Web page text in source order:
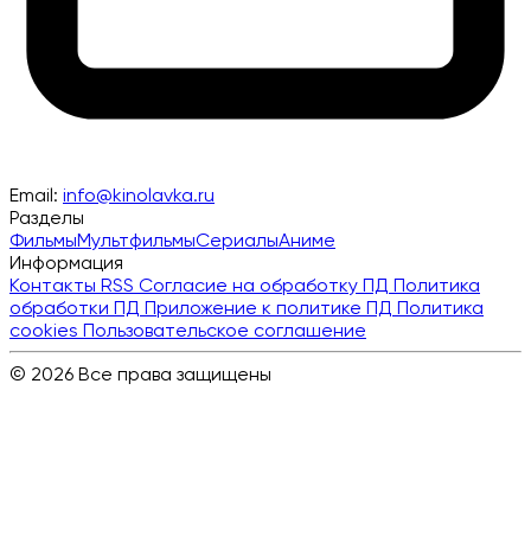
Email: info@kinolavka.ru
Разделы
ФильмыМультфильмыСериалыАниме
Информация
Контакты RSS Согласие на обработку ПД Политика
обработки ПД Приложение к политике ПД Политика
cookies Пользовательское соглашение
© 2026 Все права защищены